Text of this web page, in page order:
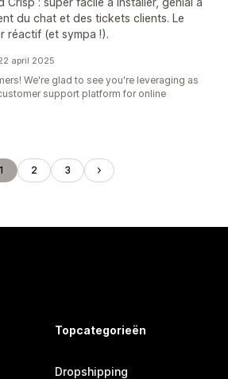
du chat et des tickets clients. Le
réactif (et sympa !).
april 2025
We're glad to see you're leveraging as
support platform for online
1 2 3
Topcategorieën
Dropshipping